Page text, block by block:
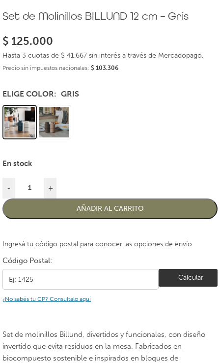
Set de Molinillos BILLUND 12 cm – Gris
$ 125.000
Hasta 3 cuotas de $ 41.667 sin interés a través de Mercadopago.
Precio sin impuestos nacionales: $ 103.306
ELIGE COLOR GRIS
En stock
- +
AÑADIR AL CARRITO
Ingresá tu código postal para conocer las opciones de envío
Código Postal:
Calcular
¿No sabés tu CP? Consultalo aquí
Set de molinillos Billund, divertidos y funcionales, con diseño
invertido que evita residuos en la mesa. Fabricados en
biocompuesto sostenible e inspirados en bloques de